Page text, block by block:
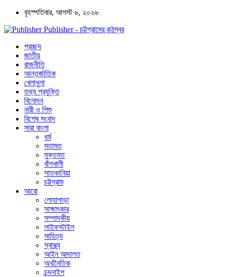
বৃহস্পতিবার, আগস্ট ৬, ২০২৬
Publisher - চট্টগ্রামের কন্ঠস্বর
প্রচ্ছদ
জাতীয়
রাজনীতি
আন্তর্জাতিক
খেলাধুলা
তথ্য প্রযুক্তি
বিনোদন
নারী ও শিশু
বিশেষ সংবাদ
সারা বাংলা
ধর্ম
মতামত
মুক্তমত
বাঁশখালী
সাতকানিয়া
চট্টগ্রাম
আরো
লোহাগাড়া
সাক্ষাৎকার
সম্পাদকীয়
লাইফস্টাইল
সাহিত্য
স্বাস্থ্য
আইন আদালত
অর্থনৈতিক
চন্দনাইশ